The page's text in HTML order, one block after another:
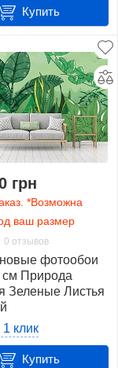
Купить
грн
*Возможна
ваш размер
0 отзывов
фотообои
см Природа
Зеленые Листья
+клей
1 клик
Купить